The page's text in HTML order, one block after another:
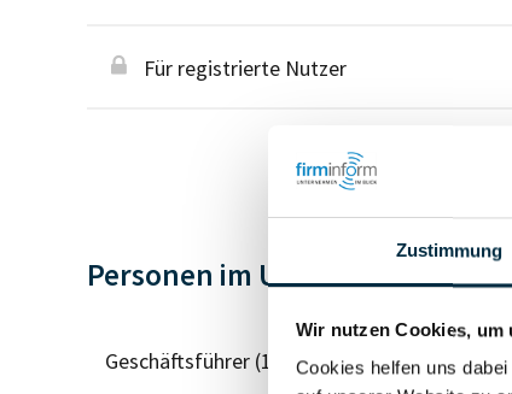
Zustimmung
Wir nutzen Cookies,
Cookies helfen uns
Für registrierte Nutzer
Personen im Unternehmen
Geschäftsführer (1)